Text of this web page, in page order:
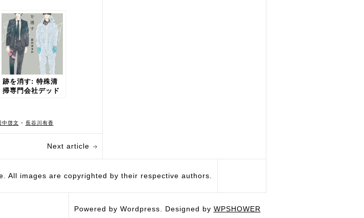
跡を消す: 特殊清
掃専門会社デッド
中啓文 • 長谷川有香
Next article
All images are copyrighted by their respective authors.
Powered by Wordpress. Designed by WPSHOWER